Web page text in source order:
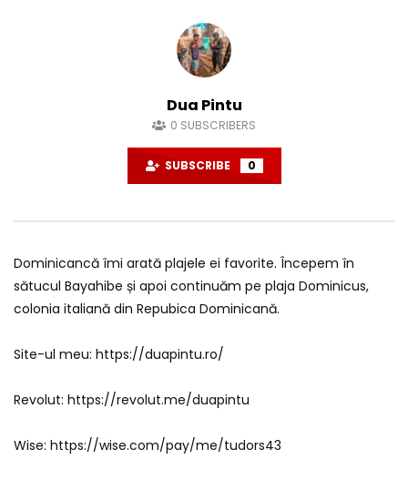
Dua Pintu
0 SUBSCRIBERS
SUBSCRIBE 0
Dominicancă îmi arată plajele ei favorite. Începem în
sătucul Bayahibe și apoi continuăm pe plaja Dominicus,
colonia italiană din Repubica Dominicană.
Site-ul meu: https://duapintu.ro/
Revolut: https://revolut.me/duapintu
Wise: https://wise.com/pay/me/tudors43